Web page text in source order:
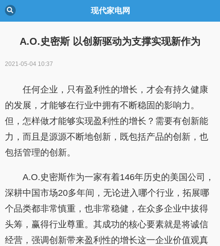
现代家电网
A.O.史密斯 以创新驱动为支撑实现新作为
2021-05-04 10:37
任何企业，只有盈利性的增长，才会有持久健康
的发展，才能够在行业中拥有不断稳固的影响力。
但，怎样做才能够实现盈利性的增长？需要有创新能
力，而且是源源不断地创新，既包括产品的创新，也
包括管理的创新。
A.O.史密斯作为一家有着146年历史的美国公司，
深耕中国市场20多年间，无论进入哪个行业，拓展哪
个品类都非常慎重，也非常稳健，在众多企业中拔得
头筹，赢得行业尊重。其成功的核心要素就是将诚信
经营，强调创新带来盈利性的增长这一企业价值观真